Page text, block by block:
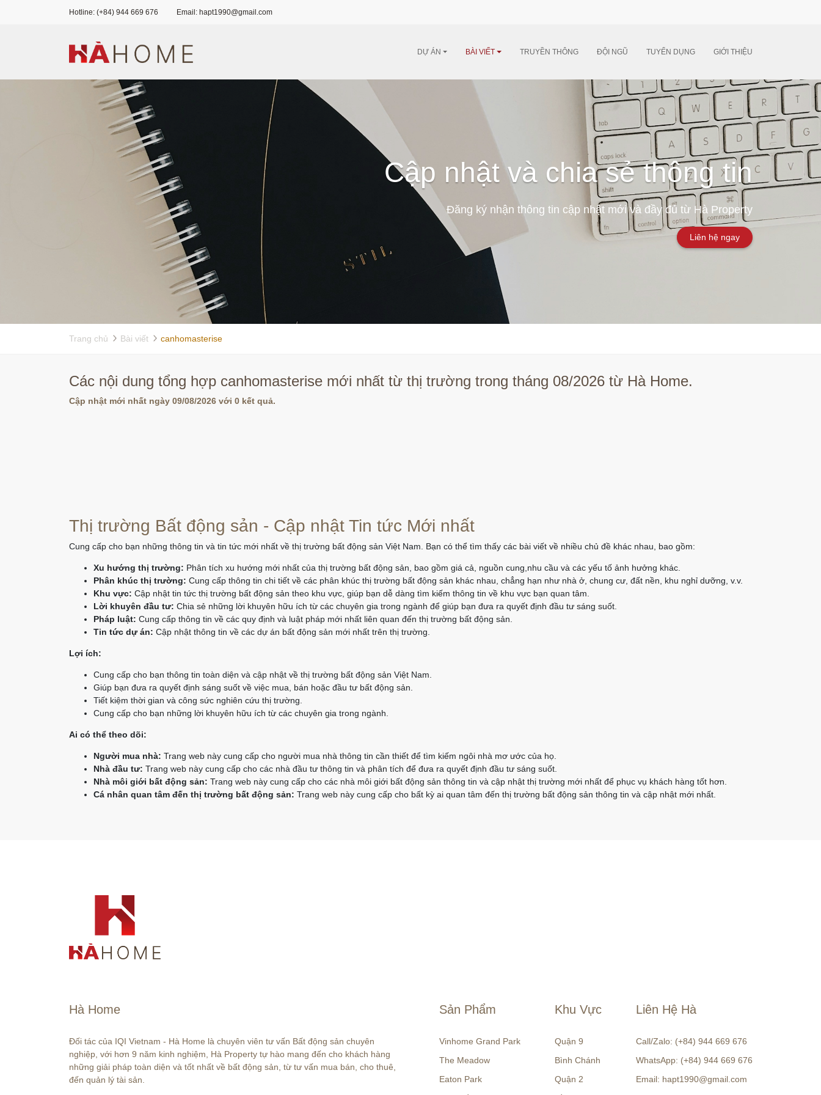
Hotline: (+84) 944 669 676 Email: hapt1990@gmail.com
DỰ ÁN BÀI VIẾT TRUYỀN THÔNG ĐỘI NGŨ TUYỂN DỤNG GIỚI THIỆU
Cập nhật và chia sẻ thông tin
Đăng ký nhận thông tin cập nhật mới và đầy đủ từ Hà Property
Liên hệ ngay
Trang chủ Bài viết canhomasterise
Các nội dung tổng hợp canhomasterise mới nhất từ thị trường trong tháng 08/2026 từ Hà Home.
Cập nhật mới nhất ngày 09/08/2026 với 0 kết quả.
Thị trường Bất động sản - Cập nhật Tin tức Mới nhất
Cung cấp cho bạn những thông tin và tin tức mới nhất về thị trường bất động sản Việt Nam. Bạn có thể tìm thấy các bài viết về nhiều chủ đề khác nhau, bao gồm:
Xu hướng thị trường: Phân tích xu hướng mới nhất của thị trường bất động sản, bao gồm giá cả, nguồn cung,nhu cầu và các yếu tố ảnh hưởng khác.
Phân khúc thị trường: Cung cấp thông tin chi tiết về các phân khúc thị trường bất động sản khác nhau, chẳng hạn như nhà ở, chung cư, đất nền, khu nghỉ dưỡng, v.v.
Khu vực: Cập nhật tin tức thị trường bất động sản theo khu vực, giúp bạn dễ dàng tìm kiếm thông tin về khu vực bạn quan tâm.
Lời khuyên đầu tư: Chia sẻ những lời khuyên hữu ích từ các chuyên gia trong ngành để giúp bạn đưa ra quyết định đầu tư sáng suốt.
Pháp luật: Cung cấp thông tin về các quy định và luật pháp mới nhất liên quan đến thị trường bất động sản.
Tin tức dự án: Cập nhật thông tin về các dự án bất động sản mới nhất trên thị trường.
Lợi ích:
Cung cấp cho bạn thông tin toàn diện và cập nhật về thị trường bất động sản Việt Nam.
Giúp bạn đưa ra quyết định sáng suốt về việc mua, bán hoặc đầu tư bất động sản.
Tiết kiệm thời gian và công sức nghiên cứu thị trường.
Cung cấp cho bạn những lời khuyên hữu ích từ các chuyên gia trong ngành.
Ai có thể theo dõi:
Người mua nhà: Trang web này cung cấp cho người mua nhà thông tin cần thiết để tìm kiếm ngôi nhà mơ ước của họ.
Nhà đầu tư: Trang web này cung cấp cho các nhà đầu tư thông tin và phân tích để đưa ra quyết định đầu tư sáng suốt.
Nhà môi giới bất động sản: Trang web này cung cấp cho các nhà môi giới bất động sản thông tin và cập nhật thị trường mới nhất để phục vụ khách hàng tốt hơn.
Cá nhân quan tâm đến thị trường bất động sản: Trang web này cung cấp cho bất kỳ ai quan tâm đến thị trường bất động sản thông tin và cập nhật mới nhất.
Hà Home
Đối tác của IQI Vietnam - Hà Home là chuyên viên tư vấn Bất động sản chuyên
nghiệp, với hơn 9 năm kinh nghiệm, Hà Property tự hào mang đến cho khách hàng
những giải pháp toàn diện và tốt nhất về bất động sản, từ tư vấn mua bán, cho thuê,
đến quản lý tài sản.
Sản Phẩm
Vinhome Grand Park
The Meadow
Eaton Park
Khu Vực
Quận 9
Bình Chánh
Quận 2
Liên Hệ Hà
Call/Zalo: (+84) 944 669 676
WhatsApp: (+84) 944 669 676
Email: hapt1990@gmail.com